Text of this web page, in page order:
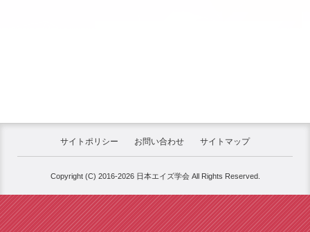
サイトポリシー お問い合わせ サイトマップ
Copyright (C) 2016-2026 日本エイズ学会 All Rights Reserved.